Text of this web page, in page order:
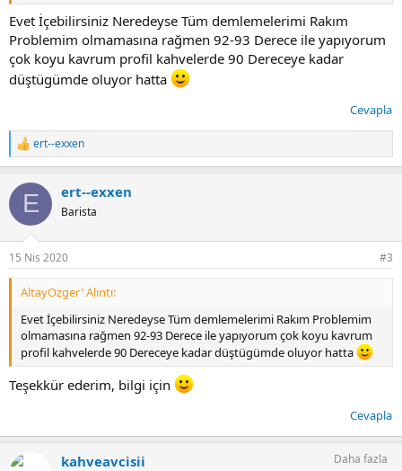
Evet İçebilirsiniz Neredeyse Tüm demlemelerimi Rakım
Problemim olmamasına rağmen 92-93 Derece ile yapıyorum
çok koyu kavrum profil kahvelerde 90 Dereceye kadar
düştügümde oluyor hatta
Cevapla
T
e
k
l
:
ert--exxen
E ert--exxen
Barista
15 Nis 2020 #3
AltayOzger' Alıntı:
Evet İçebilirsiniz Neredeyse Tüm demlemelerimi Rakım Problemim
olmamasına rağmen 92-93 Derece ile yapıyorum çok koyu kavrum
profil kahvelerde 90 Dereceye kadar düştügümde oluyor hatta
Teşekkür ederim, bilgi için
Cevapla
kahveavcisii Daha fazla